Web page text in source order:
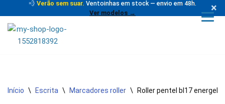
💨 Verão sem suar. Ventoinhas em stock — envio em 48h.
Ver modelos →
×
Avançar
Início \ Escrita \ Marcadores roller \ Roller pentel bl17 energel